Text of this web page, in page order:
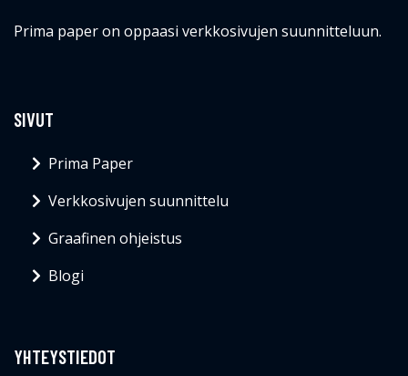
Prima paper on oppaasi verkkosivujen suunnitteluun.
SIVUT
Prima Paper
Verkkosivujen suunnittelu
Graafinen ohjeistus
Blogi
YHTEYSTIEDOT